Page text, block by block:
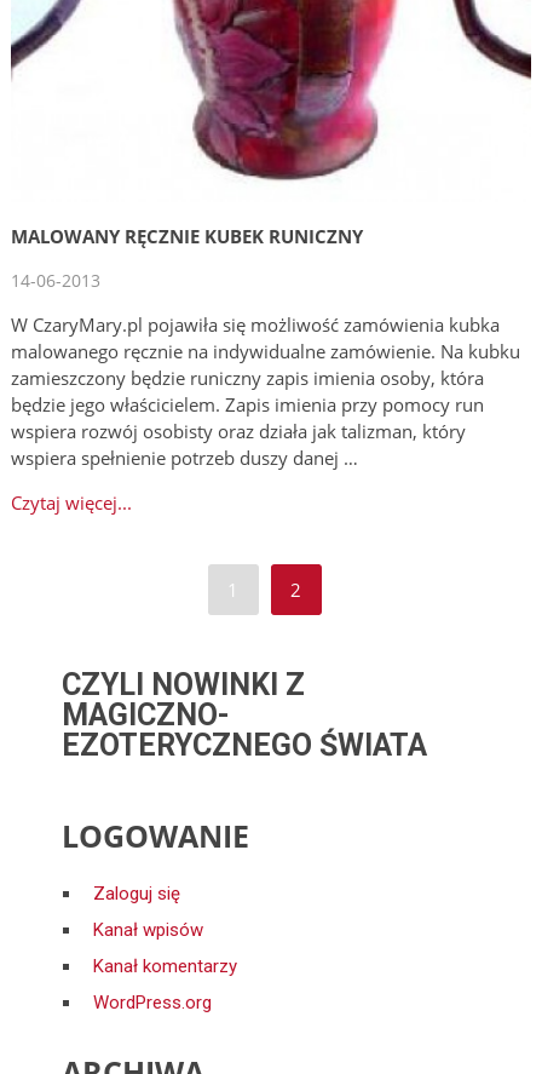
MALOWANY RĘCZNIE KUBEK RUNICZNY
14-06-2013
W CzaryMary.pl pojawiła się możliwość zamówienia kubka
malowanego ręcznie na indywidualne zamówienie. Na kubku
zamieszczony będzie runiczny zapis imienia osoby, która
będzie jego właścicielem. Zapis imienia przy pomocy run
wspiera rozwój osobisty oraz działa jak talizman, który
wspiera spełnienie potrzeb duszy danej …
Czytaj więcej...
1 2
CZYLI NOWINKI Z
MAGICZNO-
EZOTERYCZNEGO ŚWIATA
LOGOWANIE
Zaloguj się
Kanał wpisów
Kanał komentarzy
WordPress.org